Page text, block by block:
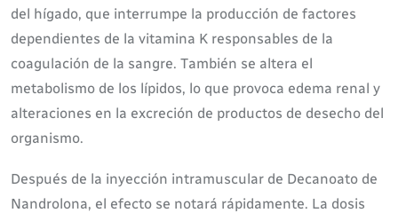
del hígado, que interrumpe la producción de factores
dependientes de la vitamina K responsables de la
coagulación de la sangre. También se altera el
metabolismo de los lípidos, lo que provoca edema renal y
alteraciones en la excreción de productos de desecho del
organismo.
Después de la inyección intramuscular de Decanoato de
Nandrolona, el efecto se notará rápidamente. La dosis